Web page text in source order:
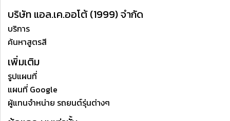
บริษัท แอล.เค.ออโต้ (1999) จำกัด
บริการ
ค้นหาสูตรสี
เพิ่มเติม
รูปแผนที่
แผนที่ Google
ผู้แทนจำหน่าย รถยนต์รุ่นต่างๆ